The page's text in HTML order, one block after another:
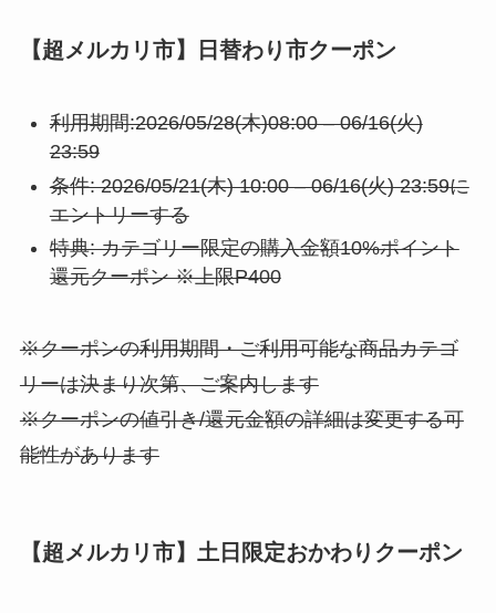
【超メルカリ市】日替わり市クーポン
利用期間:2026/05/28(木)08:00 – 06/16(火)
23:59
条件: 2026/05/21(木) 10:00 – 06/16(火) 23:59に
エントリーする
特典: カテゴリー限定の購入金額10%ポイント
還元クーポン ※上限P400
※クーポンの利用期間・ご利用可能な商品カテゴ
リーは決まり次第、ご案内します
※クーポンの値引き/還元金額の詳細は変更する可
能性があります
【超メルカリ市】土日限定おかわりクーポン